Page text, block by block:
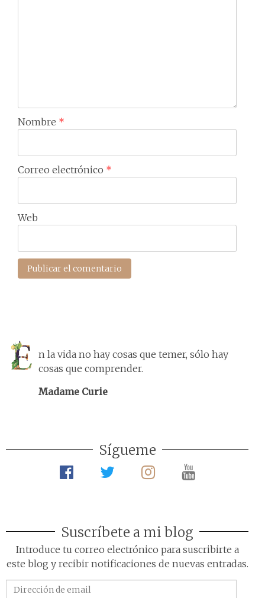
Nombre *
Correo electrónico *
Web
n la vida no hay cosas que temer, sólo hay
cosas que comprender.
Madame Curie
Sígueme
Suscríbete a mi blog
Introduce tu correo electrónico para suscribirte a
este blog y recibir notificaciones de nuevas entradas.